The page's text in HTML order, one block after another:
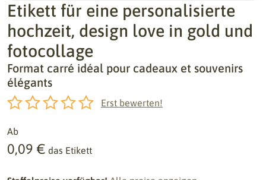
Etikett für eine personalisierte
hochzeit, design love in gold und
fotocollage
Format carré idéal pour cadeaux et souvenirs
élégants
Erst bewerten!
Ab
0,09 € das Etikett